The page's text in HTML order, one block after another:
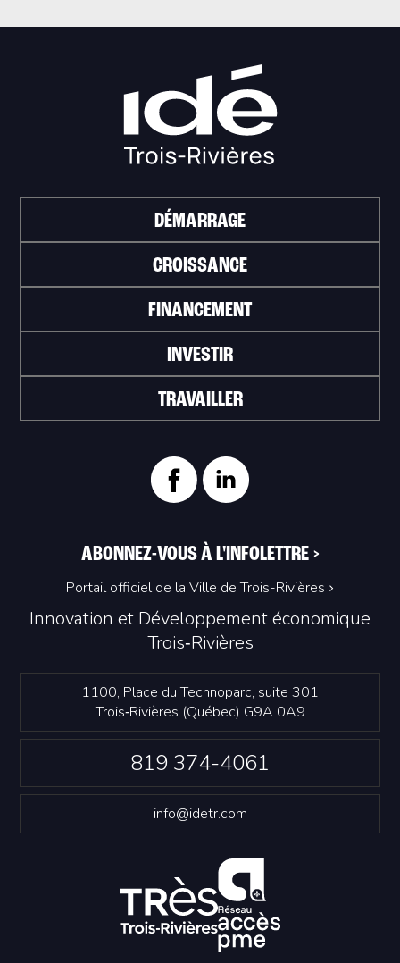
Innovation et Développement économique
Trois‑Rivières
1100, Place du Technoparc, suite 301
Trois‑Rivières (Québec) G9A 0A9
819 374-4061
info@idetr.com
DÉMARRAGE
CROISSANCE
FINANCEMENT
INVESTIR
TRAVAILLER
ABONNEZ-VOUS À L'INFOLETTRE >
Portail officiel de la Ville de Trois-Rivières